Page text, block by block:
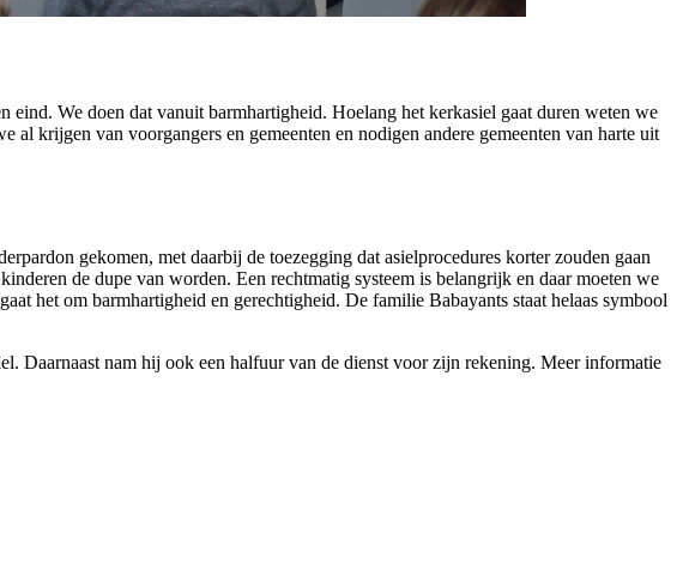
eind. We doen dat vanuit barmhartigheid. Hoelang het kerkasiel gaat duren weten we
krijgen van voorgangers en gemeenten en nodigen andere gemeenten van harte uit
gekomen, met daarbij de toezegging dat asielprocedures korter zouden gaan
de dupe van worden. Een rechtmatig systeem is belangrijk en daar moeten we
het om barmhartigheid en gerechtigheid. De familie Babayants staat helaas symbool
Daarnaast nam hij ook een halfuur van de dienst voor zijn rekening. Meer informatie